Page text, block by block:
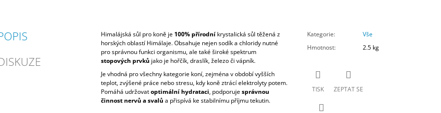
Himalájská sůl pro koně je 100% přírodníkrystalická sůl těžená z
horských oblastí Himálaje. Obsahuje nejen sodík a chloridy nutné
pro správnou funkci organismu, ale také široké spektrum
stopových prvků jako je hořčík, draslík, železo či vápník.
Je vhodná pro všechny kategorie koní, zejména v období vyšších
teplot, zvýšené práce nebo stresu, kdy koně ztrácí elektrolyty potem.
Pomáhá udržovatoptimální hydrataci, podporujesprávnou
činnost nervů a svalů a přispívá ke stabilnímu příjmu tekutin.
Kategorie:
Vše
Hmotnost: 2.5 kg
TISK ZEPTAT SE